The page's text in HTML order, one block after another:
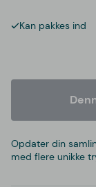
Kan pakkes ind
Opdater din
med flere unikke